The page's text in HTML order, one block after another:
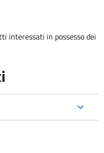
interessati in possesso dei